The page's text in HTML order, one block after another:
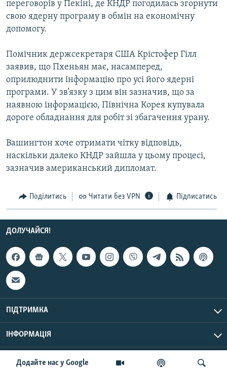
КРИМ РЕАЛІЇ
РУС
КТАТ
ДОЛУЧАЙСЯ!
Усі сайти RFE/RL
Додайте нас у Google
переговорів у Пекіні, де КНДР погодилась згорнути
свою ядерну програму в обмін на економічну
допомогу.
Помічник держсекретаря США Крістофер Гілл
заявив, що Пхеньян має, насамперед,
оприлюднити інформацію про усі його ядерні
програми. У зв’язку з цим він зазначив, що за
наявною інформацією, Північна Корея купувала
дороге обладнання для робіт зі збагачення урану.
Вашингтон хоче отримати чітку відповідь,
наскільки далеко КНДР зайшла у цьому процесі,
зазначив американський дипломат.
Поділитись Читати без VPN Підписатись
ДОЛУЧАЙСЯ!
ПІДТРИМКА
ІНФОРМАЦІЯ
© Радіо Свобода, 2026 | Усі права застережено.
UTC+3